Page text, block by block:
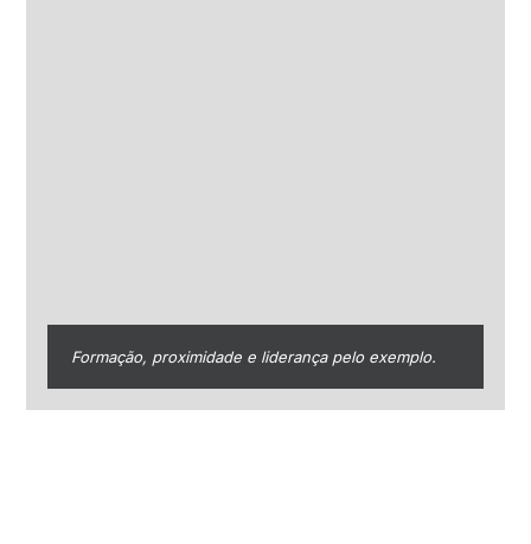
Formação, proximidade e liderança pelo exemplo.